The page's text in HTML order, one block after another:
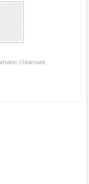
chiamare